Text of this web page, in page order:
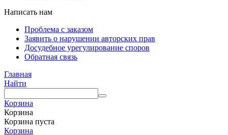
Написать нам
Проблема с заказом
Заявить о нарушении авторских прав
Досудебное урегулирование споров
Обратная связь
Главная
Найти
Корзина
Корзина
Корзина пуста
Корзина